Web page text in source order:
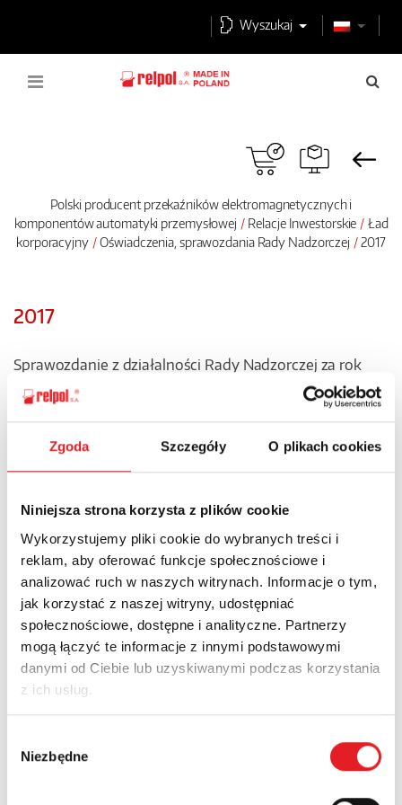
Zgoda Szczegóły O plikach cookies
Niniejsza strona korzysta z plików cookie
Wykorzystujemy pliki cookie do wybranych treści i
reklam, aby oferować funkcje społecznościowe i
analizować ruch w naszych witrynach. Informacje o tym,
jak korzystać z naszej witryny, udostępniać
społecznościowe, dostępne i analityczne. Partnerzy
mogą łączyć te informacje z innymi podstawowymi
danymi od Ciebie lub uzyskiwanymi podczas korzystania
z ich usług.
zgody
Niezbędne
Wyszukaj
Polski producent przekaźników elektromagnetycznych i
komponentów automatyki przemysłowej
Relacje Inwestorskie
Ład
korporacyjny
Oświadczenia, sprawozdania Rady Nadzorczej 2017
2017
Sprawozdanie z działalności Rady Nadzorczej za rok
Przekaźnik półprzewodnikowy interfejsowy KSR-